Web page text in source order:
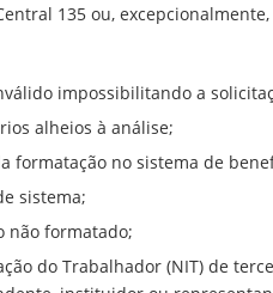
135 ou,
impossibilitando a
alheios à análise;
formatação no sistema de
sistema;
não formatado;
do Trabalhador (NIT) de